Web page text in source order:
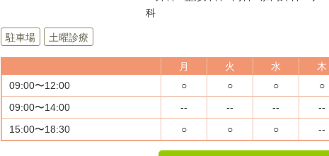
科
駐車場 土曜診療
月 火 水 木
09:00〜12:00
○ ○ ○ ○
09:00〜14:00
-- -- -- --
15:00〜18:30
○ ○ ○ --